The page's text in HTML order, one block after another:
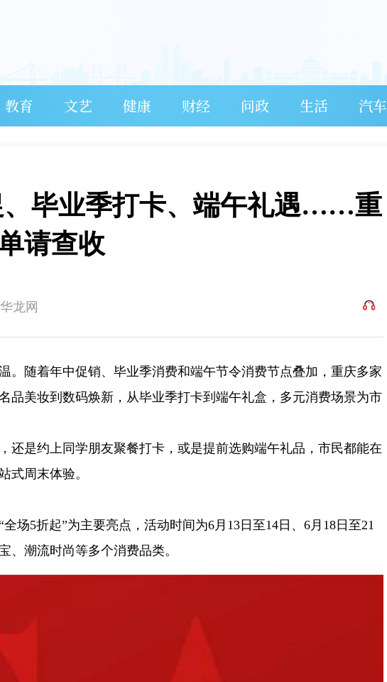
教育 文艺 健康 财经 问政 生活 汽车
、毕业季打卡、端午礼遇……重
请查收
龙网
。随着年中促销、毕业季消费和端午节令消费节点叠加，重庆多家
品美妆到数码焕新，从毕业季打卡到端午礼盒，多元消费场景为市
还是约上同学朋友聚餐打卡，或是提前选购端午礼品，市民都能在
式周末体验。
场5折起”为主要亮点，活动时间为6月13日至14日、6月18日至21
、潮流时尚等多个消费品类。